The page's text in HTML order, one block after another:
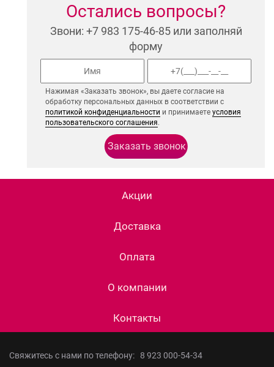
Остались вопросы?
Звони: +7 983 175-46-85 или заполняй
форму
Нажимая «Заказать звонок», вы даете согласие на
обработку персональных данных в соответствии с
политикой конфиденциальности и принимаетеусловия
пользовательского соглашения.
Акции
Доставка
Оплата
О компании
Контакты
Свяжитесь с нами по телефону: 8 923 000-54-34